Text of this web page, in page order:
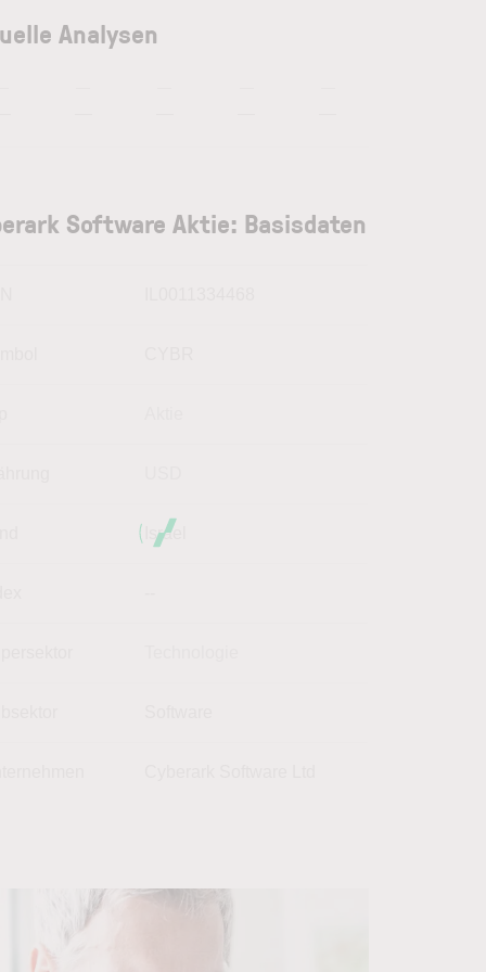
Analysen
Software Aktie: Basisdaten
Israel